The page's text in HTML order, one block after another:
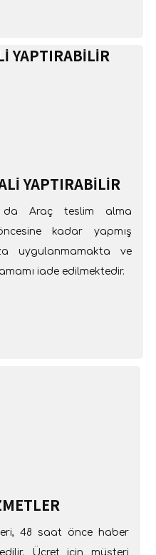
YAPTIRABİLİR
Araç teslim alma
kadar yapmış
uygulanmamakta ve
iade edilmektedir.
48 saat önce haber
Ücret için müşteri